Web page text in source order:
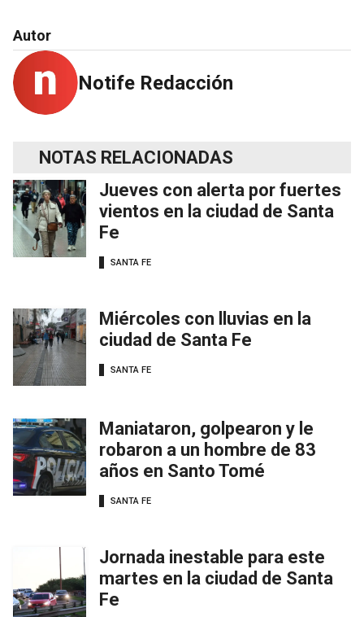
Autor
Notife Redacción
NOTAS RELACIONADAS
Jueves con alerta por fuertes
vientos en la ciudad de Santa
Fe
SANTA FE
Miércoles con lluvias en la
ciudad de Santa Fe
SANTA FE
Maniataron, golpearon y le
robaron a un hombre de 83
años en Santo Tomé
SANTA FE
Jornada inestable para este
martes en la ciudad de Santa
Fe